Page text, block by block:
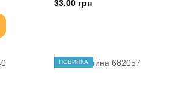
33.00 грн
НОВИНКА